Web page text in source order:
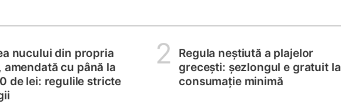
nucului din propria
cu până la
de lei: regulile stricte
2
Regula neștiută a plajelor
grecești: șezlongul e gratuit la
consumație minimă